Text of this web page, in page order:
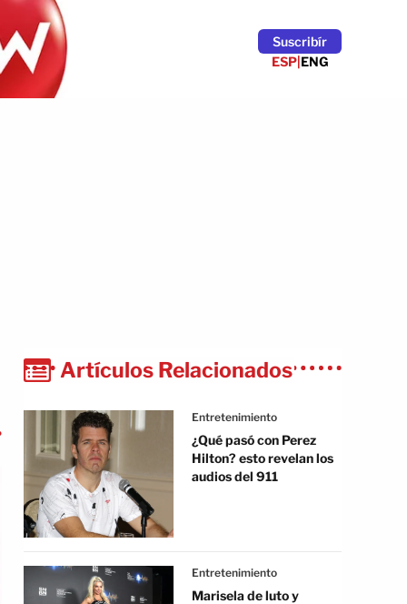
Suscribír
ESP|ENG
Artículos Relacionados
Entretenimiento
¿Qué pasó con Perez
Hilton? esto revelan los
audios del 911
Entretenimiento
Marisela de luto y